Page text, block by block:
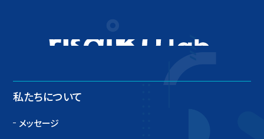
私たちについて
メッセージ